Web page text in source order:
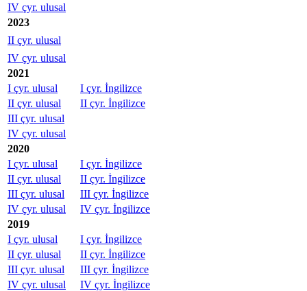
IV çyr. ulusal
2023
II çyr. ulusal
IV çyr. ulusal
2021
I çyr. ulusal
I çyr. İngilizce
II çyr. ulusal
II çyr. İngilizce
III çyr. ulusal
IV çyr. ulusal
2020
I çyr. ulusal
I çyr. İngilizce
II çyr. ulusal
II çyr. İngilizce
III çyr. ulusal
III çyr. İngilizce
IV çyr. ulusal
IV çyr. İngilizce
2019
I çyr. ulusal
I çyr. İngilizce
II çyr. ulusal
II çyr. İngilizce
III çyr. ulusal
III çyr. İngilizce
IV çyr. ulusal
IV çyr. İngilizce